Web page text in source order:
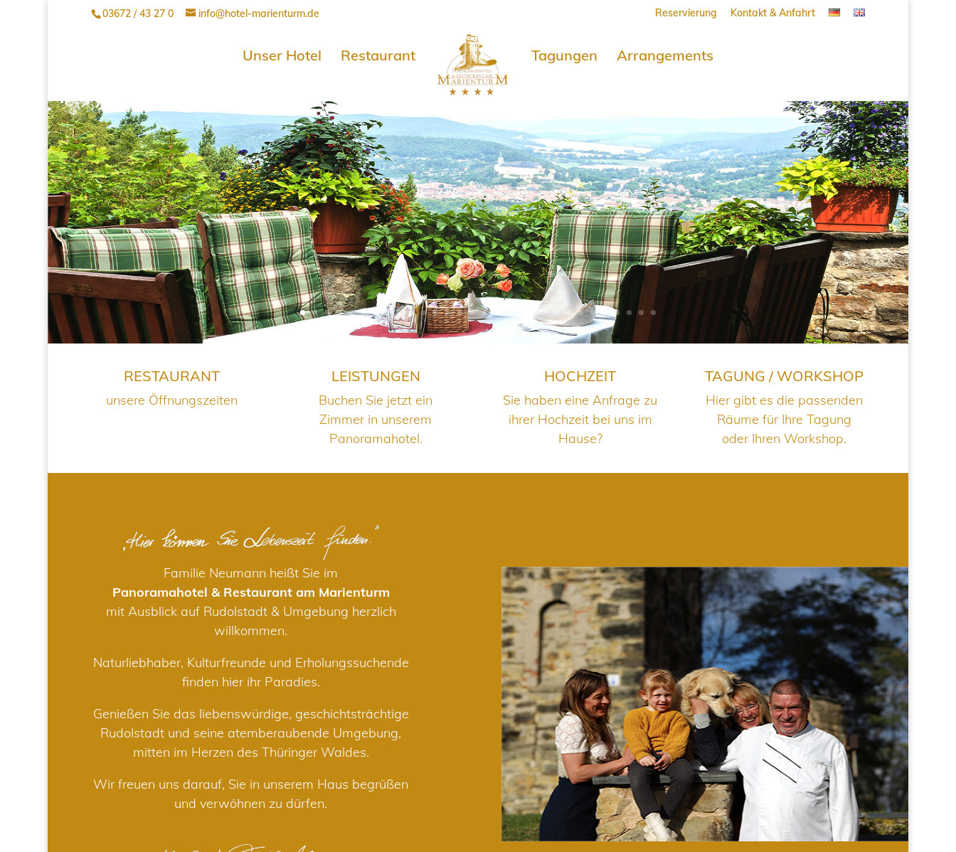
03672 / 43 27 0 info@hotel-marienturm.de Reservierung Kontakt & Anfahrt
Unser Hotel Restaurant Tagungen Arrangements
RESTAURANT
unsere Öffnungszeiten
LEISTUNGEN
Buchen Sie jetzt ein
Zimmer in unserem
Panoramahotel.
HOCHZEIT
Sie haben eine Anfrage zu
ihrer Hochzeit bei uns im
Hause?
TAGUNG / WORKSHOP
Hier gibt es die passenden
Räume für Ihre Tagung
oder Ihren Workshop.
Familie Neumann heißt Sie im
Panoramahotel & Restaurant am Marienturm
mit Ausblick auf Rudolstadt & Umgebung herzlich
willkommen.
Naturliebhaber, Kulturfreunde und Erholungssuchende
finden hier ihr Paradies.
Genießen Sie das liebenswürdige, geschichtsträchtige
Rudolstadt und seine atemberaubende Umgebung,
mitten im Herzen des Thüringer Waldes.
Wir freuen uns darauf, Sie in unserem Haus begrüßen
und verwöhnen zu dürfen.